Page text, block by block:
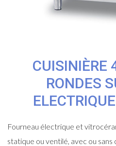
CUISINIÈRE
RONDES
Fourneau électrique et
statique ou ventilé, avec ou sans